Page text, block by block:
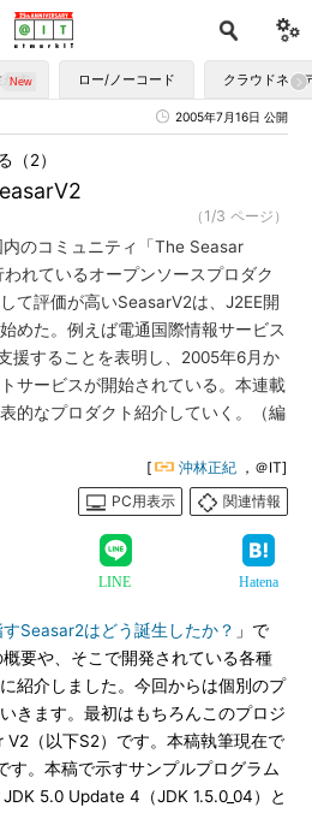
かす ロー/ノーコード クラウドネイ
2005年7月16日 公開
（2）
（1/3 ページ）
のコミュニティ「The Seasar
れているオープンソースプロダク
て評価が高いSeasarV2は、J2EE開
めた。例えば電通国際情報サービス
援することを表明し、2005年6月か
サービスが開始されている。本連載
的なプロダクト紹介していく。（編
[ 沖林正紀 ，＠IT]
PC用表示
関連情報
LINE Hatena
Seasar2はどう誕生したか？ 」で
要や、そこで開発されている各種
紹介しました。今回からは個別のプ
きます。最初はもちろんこのプロジ
V2（以下S2）です。本稿執筆現在で
す。本稿で示すサンプルプログラム
5.0 Update 4（JDK 1.5.0_04）と